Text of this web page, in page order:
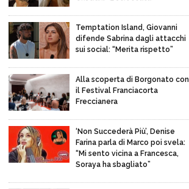
Temptation Island, Giovanni
difende Sabrina dagli attacchi
sui social: “Merita rispetto”
Alla scoperta di Borgonato con
il Festival Franciacorta
Freccianera
‘Non Succederà Più’, Denise
Farina parla di Marco poi svela:
“Mi sento vicina a Francesca,
Soraya ha sbagliato”